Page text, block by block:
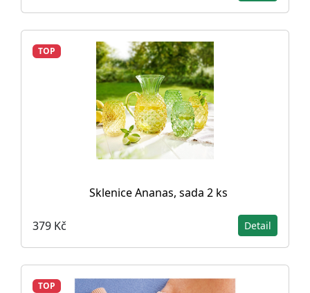
TOP
Sklenice Ananas, sada 2 ks
379 Kč Detail
TOP